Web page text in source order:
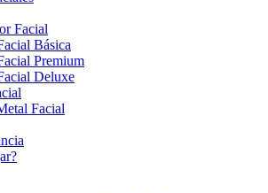
Facial
Básica
Premium
Deluxe
Facial